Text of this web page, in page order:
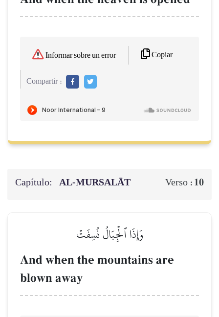
Informar sobre un error Copiar
Compartir :
Capítulo: AL‑MURSALĀT Verso : 10
وَإِذَا ٱلۡجِبَالُ نُسِفَتۡ
And when the mountains are
blown away